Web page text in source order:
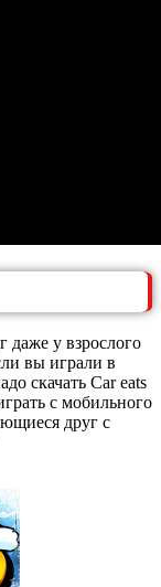
даже у взрослого
вы играли в
скачать Car eats
с мобильного
друг с